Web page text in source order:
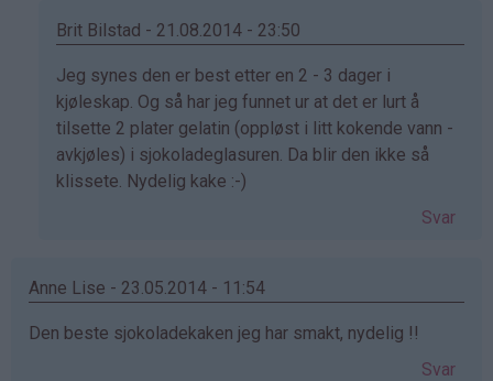
Brit Bilstad - 21.08.2014 - 23:50
Som
svar
på
av
Caroline
Jeg synes den er best etter en 2 - 3 dager i
kjøleskap. Og så har jeg funnet ur at det er lurt å
tilsette 2 plater gelatin (oppløst i litt kokende vann -
avkjøles) i sjokoladeglasuren. Da blir den ikke så
klissete. Nydelig kake :-)
Svar
Anne Lise - 23.05.2014 - 11:54
Den beste sjokoladekaken jeg har smakt, nydelig !!
Svar